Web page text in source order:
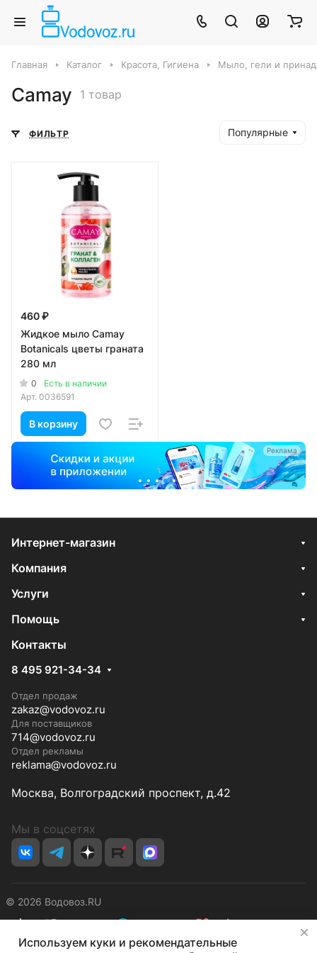
Главная Каталог Красота, Гигиена Мыло, гели и
Camay 1 товар
ФИЛЬТР Популярные
460 ₽
Жидкое мыло Camay
Botanicals цветы граната
280 мл
0
Есть в наличии
Арт. 0036591
В корзину
Реклама
Интернет-магазин
Компания
Услуги
Помощь
Контакты
8 495 921-34-34
Отдел продаж
zakaz@vodovoz.ru
Для поставщиков
714@vodovoz.ru
Отдел рекламы
reklama@vodovoz.ru
Москва, Волгоградский проспект, д.42
Мы в соцсетях
© 2026 Водовоз.RU
КонфиденциальностьОферта
Используем куки и рекомендательные